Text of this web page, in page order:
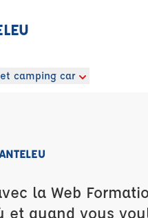
camping car
la Web
et quand vous